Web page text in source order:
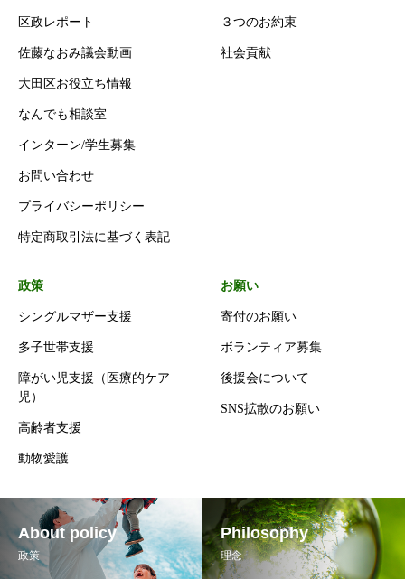
区政レポート
佐藤なおみ議会動画
大田区お役立ち情報
なんでも相談室
インターン/学生募集
お問い合わせ
プライバシーポリシー
特定商取引法に基づく表記
３つのお約束
社会貢献
政策
シングルマザー支援
多子世帯支援
障がい児支援（医療的ケア
児）
高齢者支援
動物愛護
お願い
寄付のお願い
ボランティア募集
後援会について
SNS拡散のお願い
About policy
政策
Philosophy
理念